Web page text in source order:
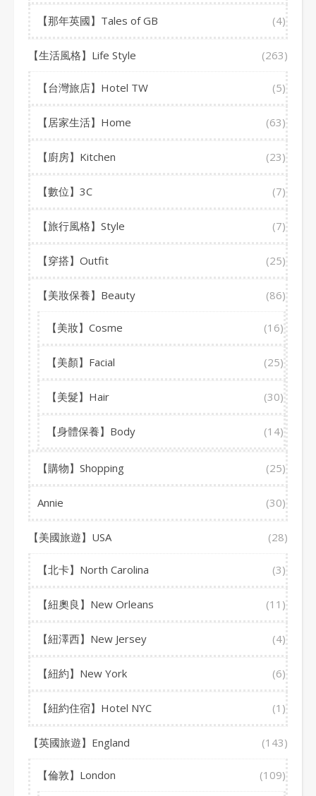
【那年英國】Tales of GB (4)
【生活風格】Life Style (263)
【台灣旅店】Hotel TW (5)
【居家生活】Home (63)
【廚房】Kitchen (23)
【數位】3C (7)
【旅行風格】Style (7)
【穿搭】Outfit (25)
【美妝保養】Beauty (86)
【美妝】Cosme (16)
【美顏】Facial (25)
【美髮】Hair (30)
【身體保養】Body (14)
【購物】Shopping (25)
Annie (30)
【美國旅遊】USA (28)
【北卡】North Carolina (3)
【紐奧良】New Orleans (11)
【紐澤西】New Jersey (4)
【紐約】New York (6)
【紐約住宿】Hotel NYC (1)
【英國旅遊】England (143)
【倫敦】London (109)